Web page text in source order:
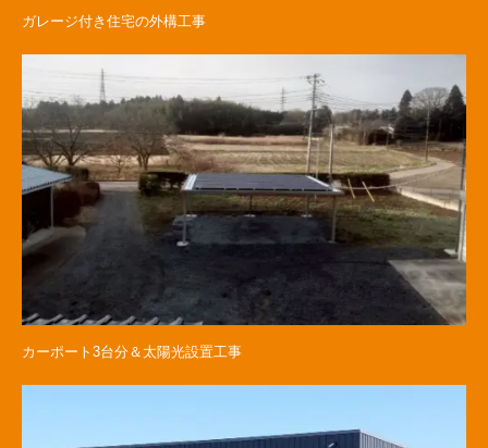
ガレージ付き住宅の外構工事
カーポート3台分＆太陽光設置工事